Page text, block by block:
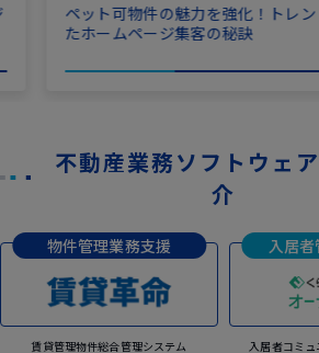
ペット可物件の魅力を強化！トレ
たホームページ集客の秘訣
不動産業務ソフトウェ
介
物件管理業務支援
賃貸管理物件総合管理システム
入居
入居者コミ